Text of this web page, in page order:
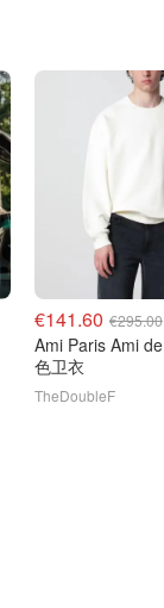
€141.60 €295.00
Ami Paris Ami de Coeur 奶油
色卫衣
TheDoubleF